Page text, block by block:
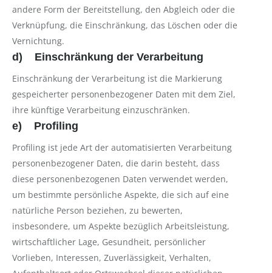
andere Form der Bereitstellung, den Abgleich oder die
Verknüpfung, die Einschränkung, das Löschen oder die
Vernichtung.
d) Einschränkung der Verarbeitung
Einschränkung der Verarbeitung ist die Markierung
gespeicherter personenbezogener Daten mit dem Ziel,
ihre künftige Verarbeitung einzuschränken.
e) Profiling
Profiling ist jede Art der automatisierten Verarbeitung
personenbezogener Daten, die darin besteht, dass
diese personenbezogenen Daten verwendet werden,
um bestimmte persönliche Aspekte, die sich auf eine
natürliche Person beziehen, zu bewerten,
insbesondere, um Aspekte bezüglich Arbeitsleistung,
wirtschaftlicher Lage, Gesundheit, persönlicher
Vorlieben, Interessen, Zuverlässigkeit, Verhalten,